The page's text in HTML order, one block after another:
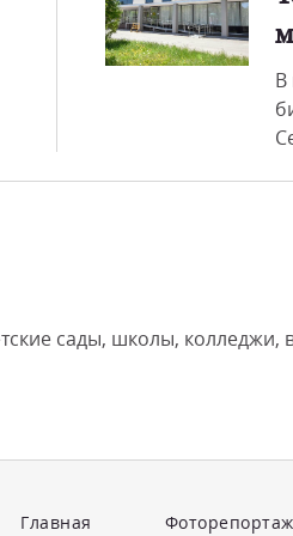
В
сады, школы, колледжи,
Главная